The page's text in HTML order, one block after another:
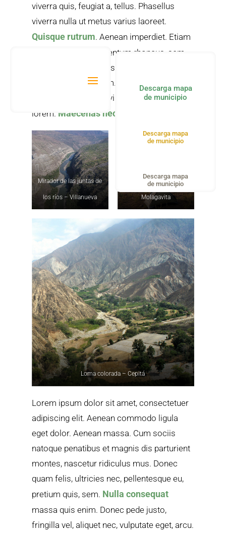
viverra quis, feugiat a, tellus. Phasellus
viverra nulla ut metus varius laoreet.
Quisque rutrum. Aenean imperdiet. Etiam
ultricieseget condimentum rhoncus, sem
quam semper libero, sit amet adipiscing
sem neque sed ipsum. Nam quam nunc,
blandit vel, luctus pulvinar, hendrerit id,
lorem. Maecenas nec odio
Mirador de las juntas de
los ríos – Villanueva
Mirador alto del rayo-
Molagavita
Loma colorada – Cepitá
Lorem ipsum dolor sit amet, consectetuer
adipiscing elit. Aenean commodo ligula
eget dolor. Aenean massa. Cum sociis
natoque penatibus et magnis dis parturient
montes, nascetur ridiculus mus. Donec
quam felis, ultricies nec, pellentesque eu,
pretium quis, sem. Nulla consequat
massa quis enim. Donec pede justo,
fringilla vel, aliquet nec, vulputate eget, arcu.
Descarga mapa
de municipio
Descarga mapa
de municipio
Descarga mapa
de municipio